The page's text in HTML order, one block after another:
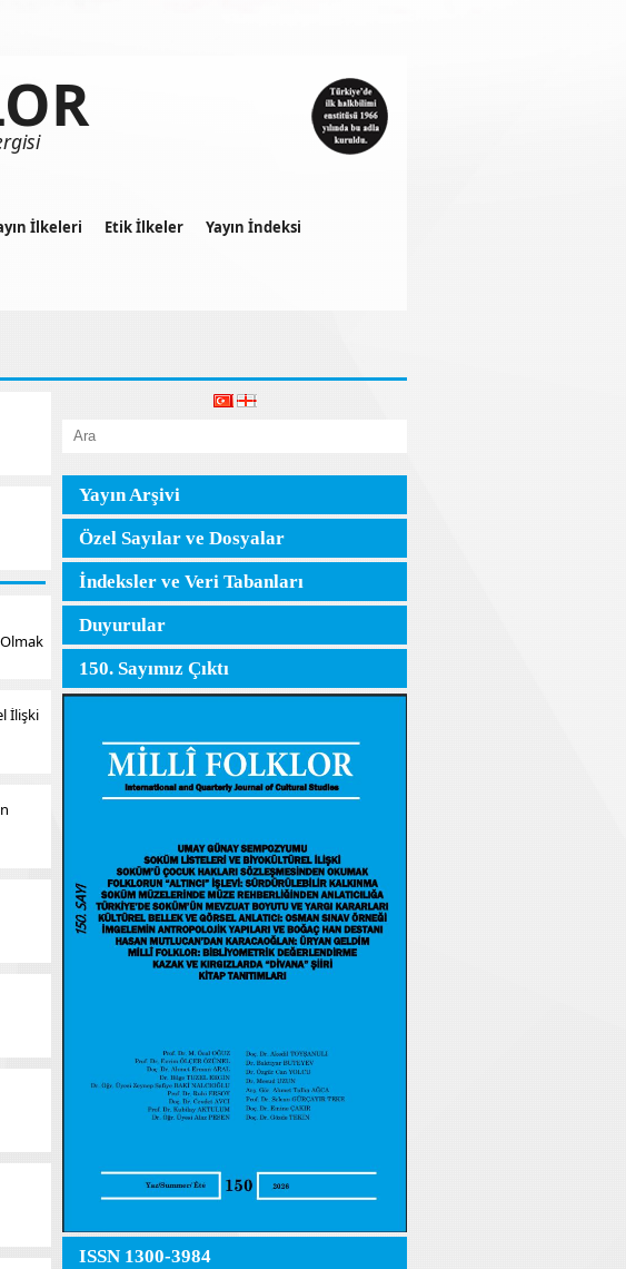
İlkeleri Etik İlkeler Yayın İndeksi
İlişki
Yayın Arşivi
Özel Sayılar ve Dosyalar
İndeksler ve Veri Tabanları
Duyurular
150. Sayımız Çıktı
ISSN 1300-3984